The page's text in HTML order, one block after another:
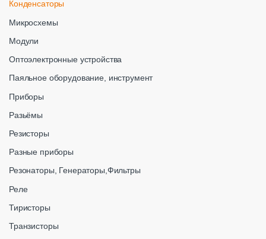
Конденсаторы
Микросхемы
Модули
Оптоэлектронные устройства
Паяльное оборудование, инструмент
Приборы
Разьёмы
Резисторы
Разные приборы
Резонаторы, Генераторы,Фильтры
Реле
Тиристоры
Транзисторы